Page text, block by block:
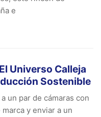
e
Universo Calleja
Sostenible
un par de cámaras con
y enviar a un